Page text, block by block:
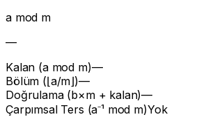
amod m
—
Kalan (a mod m)—
Bölüm (⌊a/m⌋)—
Doğrulama (b×m + kalan)—
Çarpımsal Ters (a⁻¹ mod m)Yok